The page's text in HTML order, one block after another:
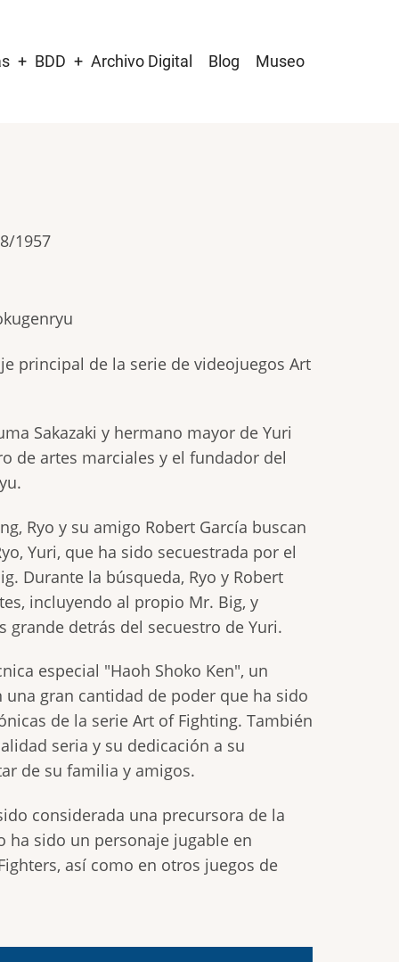
BDD Archivo Digital Blog Museo
1957
principal de la serie de videojuegos Art
Sakazaki y hermano mayor de Yuri
de artes marciales y el fundador del
Ryo y su amigo Robert García buscan
Yuri, que ha sido secuestrada por el
Durante la búsqueda, Ryo y Robert
incluyendo al propio Mr. Big, y
grande detrás del secuestro de Yuri.
especial "Haoh Shoko Ken", un
gran cantidad de poder que ha sido
de la serie Art of Fighting. También
seria y su dedicación a su
de su familia y amigos.
considerada una precursora de la
ha sido un personaje jugable en
así como en otros juegos de